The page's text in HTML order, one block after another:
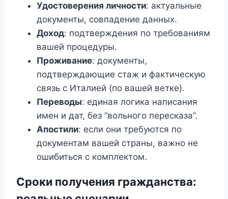
Удостоверения личности: актуальные
документы, совпадение данных.
Доход: подтверждения по требованиям
вашей процедуры.
Проживание: документы,
подтверждающие стаж и фактическую
связь с Италией (по вашей ветке).
Переводы: единая логика написания
имен и дат, без “вольного пересказа”.
Апостили: если они требуются по
документам вашей страны, важно не
ошибиться с комплектом.
Сроки получения гражданства: